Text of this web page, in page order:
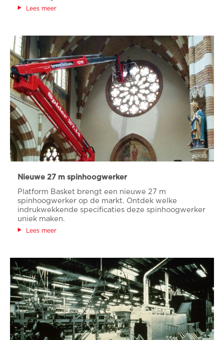
Lees meer
Nieuwe 27 m spinhoogwerker
Platform Basket brengt een nieuwe 27 m
spinhoogwerker op de markt. Ontdek welke
indrukwekkende specificaties deze spinhoogwerker
uniek maken.
Lees meer